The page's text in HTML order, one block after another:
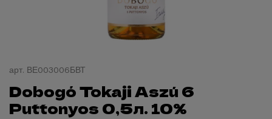
арт. ВЕ003006БВТ
Dobogó Tokaji Aszú 6
Puttonyos 0,5л. 10%